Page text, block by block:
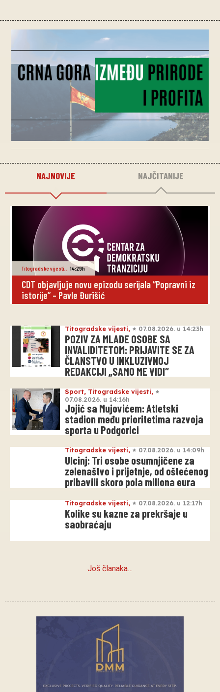
NAJNOVIJE NAJČITANIJE
Titogradske vijesti 14:29h
CDT objavljuje novu epizodu serijala “Popravni iz
istorije” – Pavle Đurišić
Titogradske vijesti, 07.08.2026. u 14:23h
POZIV ZA MLADE OSOBE SA
INVALIDITETOM: PRIJAVITE SE ZA
ČLANSTVO U INKLUZIVNOJ
REDAKCIJI „SAMO ME VIDI“
Sport, Titogradske vijesti,
07.08.2026. u 14:16h
Jojić sa Mujovićem: Atletski
stadion među prioritetima razvoja
sporta u Podgorici
Titogradske vijesti, 07.08.2026. u 14:09h
Ulcinj: Tri osobe osumnjičene za
zelenaštvo i prijetnje, od oštećenog
pribavili skoro pola miliona eura
Titogradske vijesti, 07.08.2026. u 12:17h
Kolike su kazne za prekršaje u
saobraćaju
Još članaka…